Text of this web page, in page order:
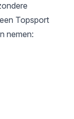
Topsport
nemen: